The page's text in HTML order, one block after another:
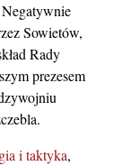
Sowietów,
Rady
prezesem
i taktyka